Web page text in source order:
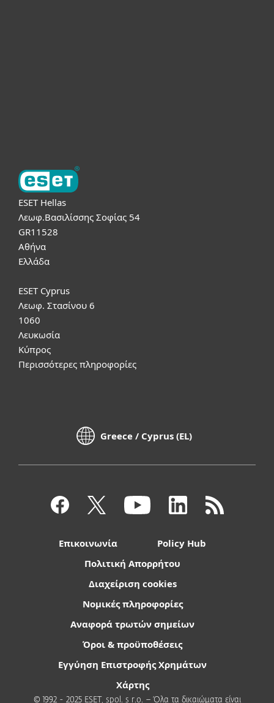
ESET Hellas
Λεωφ.Βασιλίσσης Σοφίας 54
GR11528
Αθήνα
Ελλάδα
ESET Cyprus
Λεωφ. Στασίνου 6
1060
Λευκωσία
Κύπρος
Περισσότερες πληροφορίες
Greece / Cyprus (EL)
Επικοινωνία
Policy Hub
Πολιτική Απορρήτου
Διαχείριση cookies
Νομικές πληροφορίες
Αναφορά τρωτών σημείων
Όροι & προϋποθέσεις
Εγγύηση Επιστροφής Χρημάτων
Χάρτης
© 1992 - 2025 ESET, spol. s r.o. – Όλα τα δικαιώματα είναι